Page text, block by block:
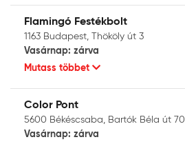
Flamingó Festékbolt
1163 Budapest, Thököly út 3
Vasárnap: zárva
Mutass többet
Color Pont
5600 Békéscsaba, Bartók Béla út 70
Vasárnap: zárva